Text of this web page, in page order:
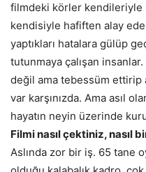
filmdeki körler kendileriyle
kendisiyle hafiften alay
yaptıkları hatalara gülüp
tutunmaya çalışan
değil ama tebessüm ettirip
var karşınızda. Ama asıl
hayatın neyin üzerinde
Filmi nasıl çektiniz, nasıl
Aslında zor bir iş. 65 tane